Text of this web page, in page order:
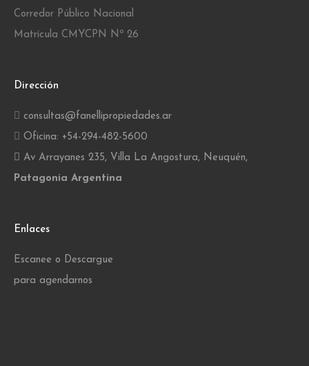
Corredor Público Nacional
Matrícula CMYCPN Nº 26
Dirección
consultas@fanellipropiedades.ar
Oficina: +54-294-482-5600
Av Arrayanes 235, Villa La Angostura, Neuquén,
Patagonia Argentina
Enlaces
Escanee o Descargue
para agendarnos